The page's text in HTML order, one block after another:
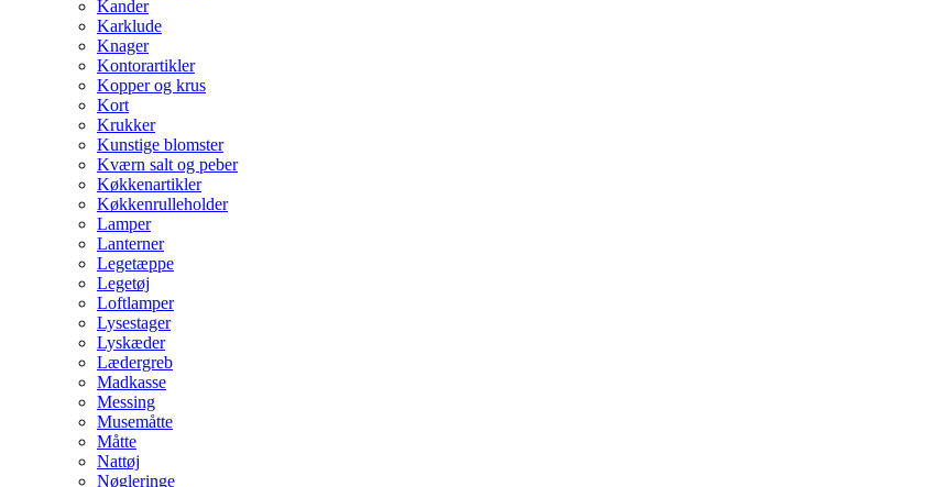
Kander
Karklude
Knager
Kontorartikler
Kopper og krus
Kort
Krukker
Kunstige blomster
Kværn salt og peber
Køkkenartikler
Køkkenrulleholder
Lamper
Lanterner
Legetæppe
Legetøj
Loftlamper
Lysestager
Lyskæder
Lædergreb
Madkasse
Messing
Musemåtte
Måtte
Nattøj
Nøgleringe